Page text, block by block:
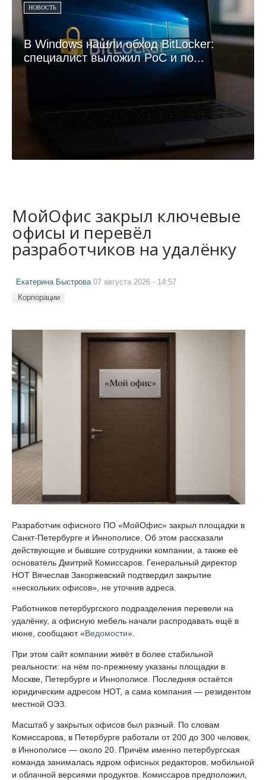
НОВОСТЬ
В Windows нашли обход BitLocker:
специалист выложил PoC и по...
МойОфис закрыл ключевые
офисы и перевёл
разработчиков на удалёнку
Екатерина Быстрова 07 августа 2026 - 14:57
Корпорации
Разработчик офисного ПО «МойОфис» закрыл площадки в
Санкт-Петербурге и Иннополисе. Об этом рассказали
действующие и бывшие сотрудники компании, а также её
основатель Дмитрий Комиссаров. Генеральный директор
НОТ Вячеслав Закоржевский подтвердил закрытие
«нескольких офисов», не уточнив адреса.
Работников петербургского подразделения перевели на
удалёнку, а офисную мебель начали распродавать ещё в
июне, сообщают «Ведомости».
При этом сайт компании живёт в более стабильной
реальности: на нём по-прежнему указаны площадки в
Москве, Петербурге и Иннополисе. Последняя остаётся
юридическим адресом НОТ, а сама компания — резидентом
местной ОЭЗ.
Масштаб у закрытых офисов был разный. По словам
Комиссарова, в Петербурге работали от 200 до 300 человек,
в Иннополисе — около 20. Причём именно петербургская
команда занималась ядром офисных редакторов, мобильной
и облачной версиями продуктов. Комиссаров предположил,